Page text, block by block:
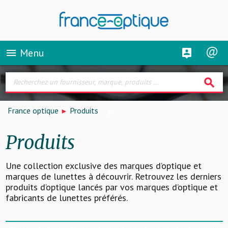
menu Menu
search
France optique Produits
Produits
Une collection exclusive des marques d’optique et
marques de lunettes à découvrir. Retrouvez les derniers
produits d’optique lancés par vos marques d’optique et
fabricants de lunettes préférés.